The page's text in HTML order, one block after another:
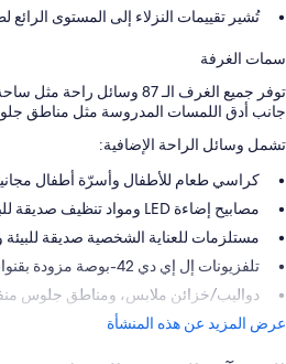
تُشير تقييمات النزلاء إلى المستوى
سمات الغرفة
توفر جميع الغرف الـ 87
جانب أدق اللمسات المدروسة مثل مناطق
تشمل وسائل الراحة الإضافية:
كراسي طعام للأطفال وأسرّة أطفال
مصابيح إضاءة LED ومواد تنظيف صديقة للبيئة
مستلزمات للعناية الشخصية صديقة
تلفزيونات إل إي دي 42-بوصة مزودة بقنوات فضائية
دواليب/خزائن ملابس، ومناطق جلوس
عرض المزيد عن هذه المنشأة